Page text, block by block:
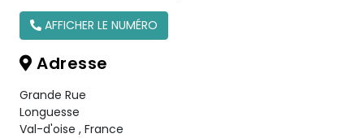
AFFICHER LE NUMÉRO
Adresse
Grande Rue
Longuesse
Val-d'oise , France